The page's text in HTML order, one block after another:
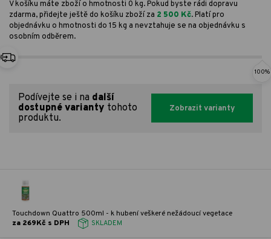
V košíku máte zboží o hmotnosti 0 kg. Pokud byste rádi dopravu
zdarma, přidejte ještě do košíku zboží za 2 500 Kč. Platí pro
objednávku o hmotnosti do 15 kg a nevztahuje se na objednávku s
osobním odběrem.
100%
Podívejte se i na další
dostupné varianty tohoto
produktu.
Zobrazit varianty
Touchdown Quattro 500ml - k hubení veškeré nežádoucí vegetace
za 269Kč s DPH
SKLADEM